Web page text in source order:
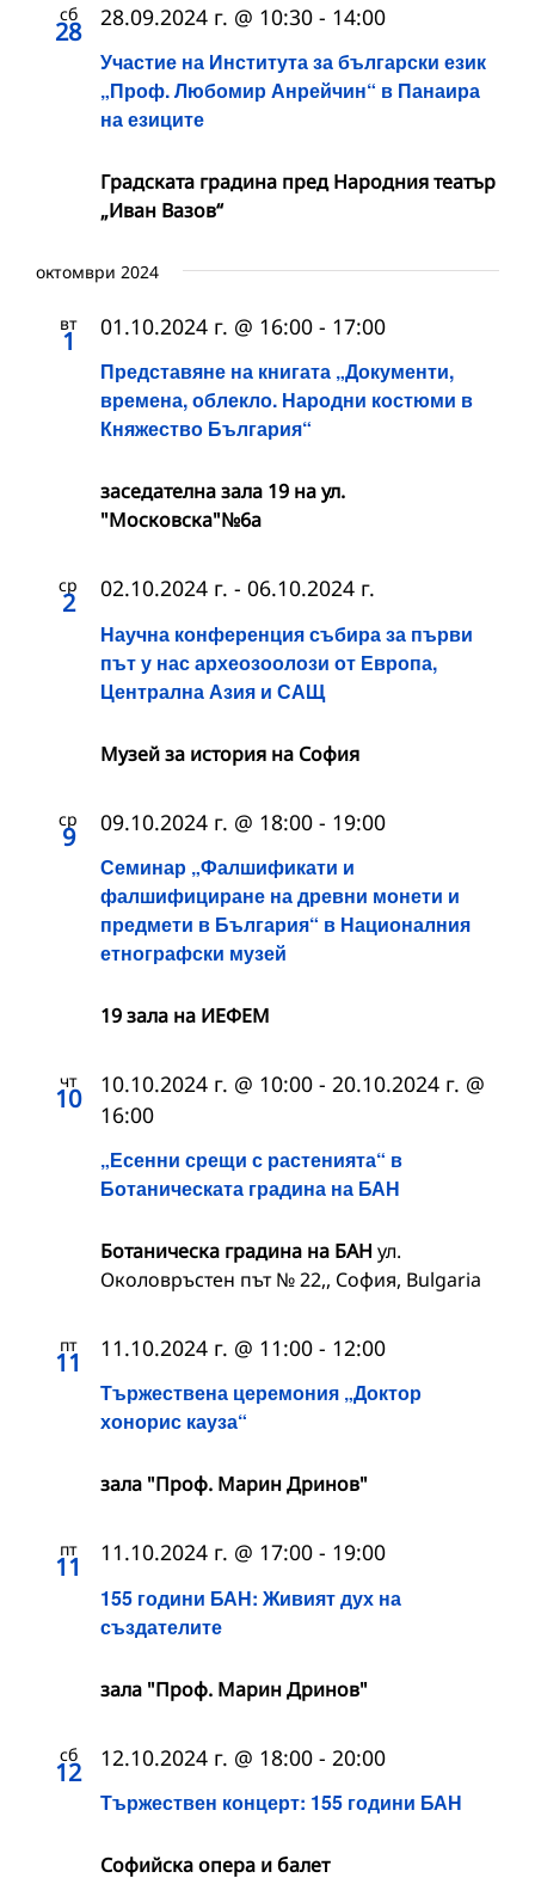
сб
28
Участие на Института за български език
„Проф. Любомир Анрейчин“ в Панаира
на езиците
28.09.2024 г. @ 10:30 - 14:00
Градската градина пред Народния театър
„Иван Вазов“
октомври 2024
вт
1
Представяне на книгата „Документи,
времена, облекло. Народни костюми в
Княжество България“
01.10.2024 г. @ 16:00 - 17:00
заседателна зала 19 на ул.
"Московска"№6а
ср
2
Научна конференция събира за първи
път у нас археозоолози от Европа,
Централна Азия и САЩ
02.10.2024 г. - 06.10.2024 г.
Музей за история на София
ср
9
Семинар „Фалшификати и
фалшифициране на древни монети и
предмети в България“ в Националния
етнографски музей
09.10.2024 г. @ 18:00 - 19:00
19 зала на ИЕФЕМ
чт
10
„Есенни срещи с растенията“ в
Ботаническата градина на БАН
10.10.2024 г. @ 10:00 - 20.10.2024 г. @
16:00
Ботаническа градина на БАН ул.
Околовръстен път № 22,, София, Bulgaria
пт
11
Тържествена церемония „Доктор
хонорис кауза“
11.10.2024 г. @ 11:00 - 12:00
зала "Проф. Марин Дринов"
пт
11
155 години БАН: Живият дух на
създателите
11.10.2024 г. @ 17:00 - 19:00
зала "Проф. Марин Дринов"
сб
12
Тържествен концерт: 155 години БАН
12.10.2024 г. @ 18:00 - 20:00
Софийска опера и балет